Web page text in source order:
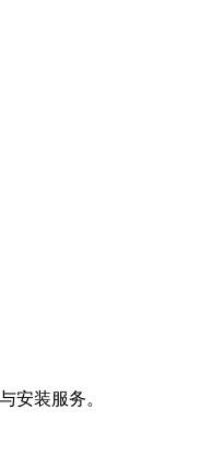
安装服务。